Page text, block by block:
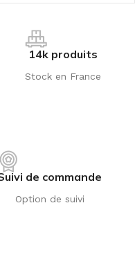
14k produits
Stock en France
de commande
Option de suivi